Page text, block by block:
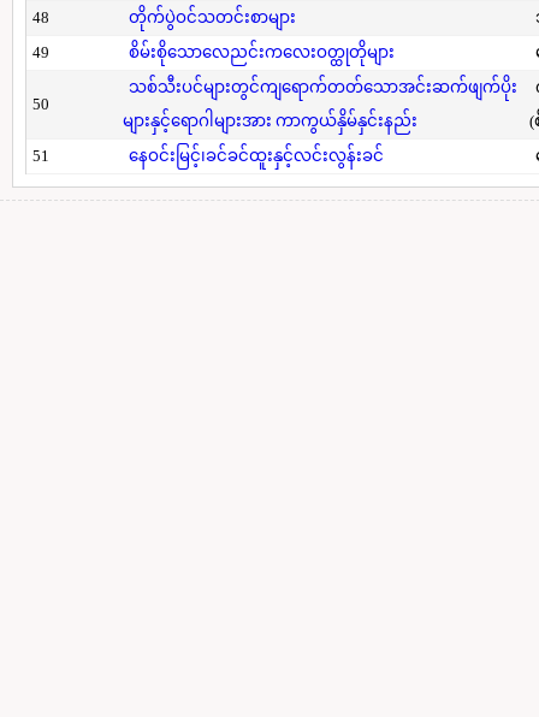
48 တိုက်ပွဲဝင်သတင်းစာများ
49
စိမ်းစိုသောလေညင်းကလေးဝတ္ထုတိုများ
50
သစ်သီးပင်များတွင်ကျရောက်တတ်သောအင်းဆက်ဖျက်ပိုး
များနှင့်ရောဂါများအား ကာကွယ်နှိမ်နှင်းနည်း
(
51
နေဝင်းမြင့်၊ခင်ခင်ထူးနှင့်လင်းလွန်းခင်